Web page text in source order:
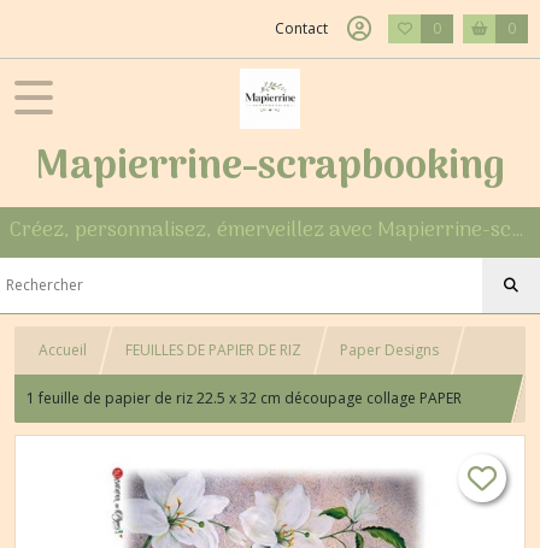
Contact 0 0
Mapierrine-scrapbooking
Créez, personnalisez, émerveillez avec Mapierrine-scrapbooking
Accueil FEUILLES DE PAPIER DE RIZ Paper Designs
1 feuille de papier de riz 22.5 x 32 cm découpage collage PAPER